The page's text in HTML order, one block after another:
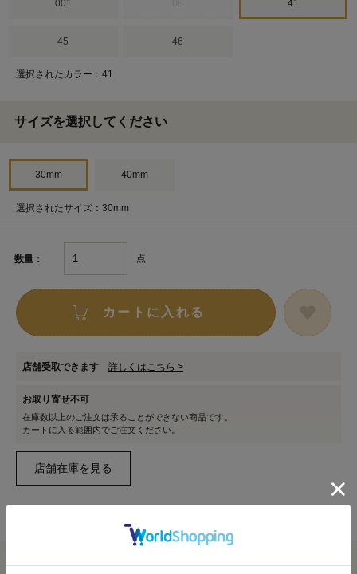
001 41
45 46
選択されたカラー：41
サイズを選択してください
30mm 40mm
選択されたサイズ：30mm
数量： 点
カートに入れる
店舗受取できます 詳しくはこちら >
お取り寄せ不可
在庫数以上のご注文は承ることができない商品です。
カートに入る範囲内でご注文ください。